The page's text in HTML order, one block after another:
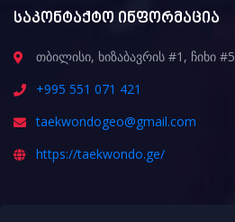
საკონტაქტო ინფორმაცია
თბილისი, ხიზაბავრის #1, ჩიხი #5
+995 551 071 421
taekwondogeo@gmail.com
https://taekwondo.ge/